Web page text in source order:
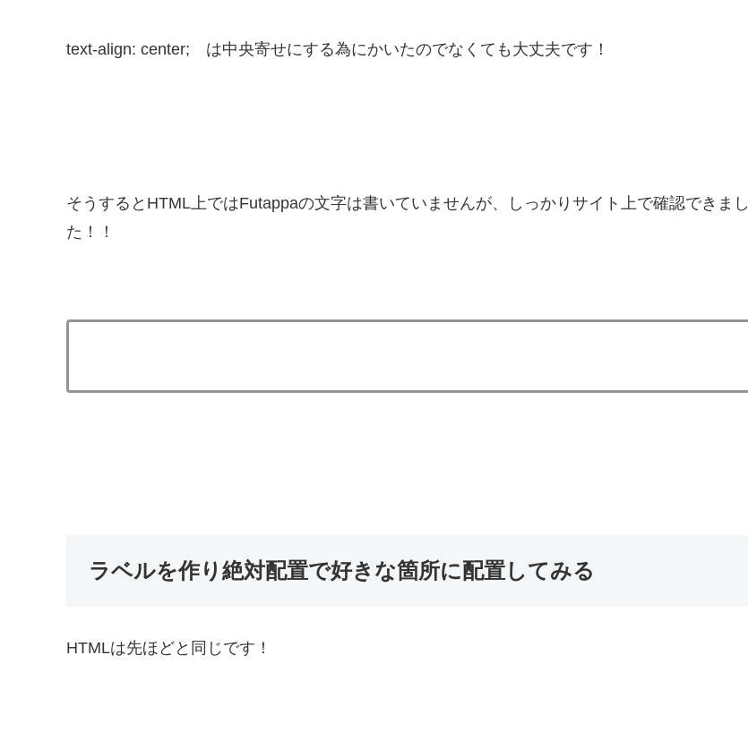
text-align: center; は中央寄せにする為にかいたのでなくても大丈夫です！
そうするとHTML上ではFutappaの文字は書いていませんが、しっかりサイト上で確認できまし
た！！
ラベルを作り絶対配置で好きな箇所に配置してみる
HTMLは先ほどと同じです！